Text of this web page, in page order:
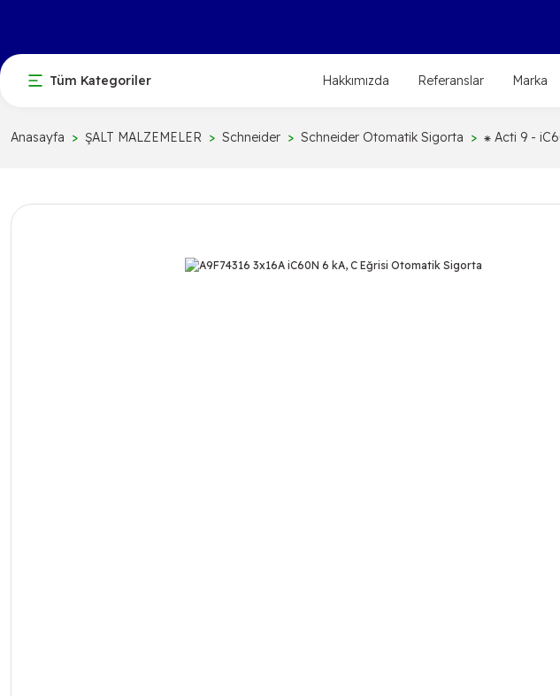
Tüm Kategoriler Hakkımızda Referanslar Marka
Anasayfa ŞALT MALZEMELER Schneider Schneider Otomatik Sigorta ⁕ Acti 9 -